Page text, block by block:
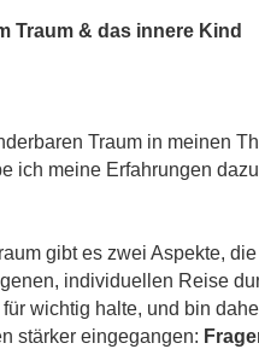
Traum & das innere Kind
Traum in meinen
ich meine Erfahrungen
gibt es zwei Aspekte,
individuellen Reise
wichtig halte, und bin
stärker eingegangen: